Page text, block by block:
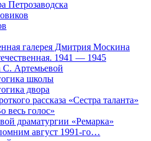
Петрозаводска
галерея Дмитрия Москина
1941 — 1945
С. Артемьевой
школы
двора
рассказа «Сестра таланта»
весь голос»
драматургии «Ремарка»
август 1991-го…